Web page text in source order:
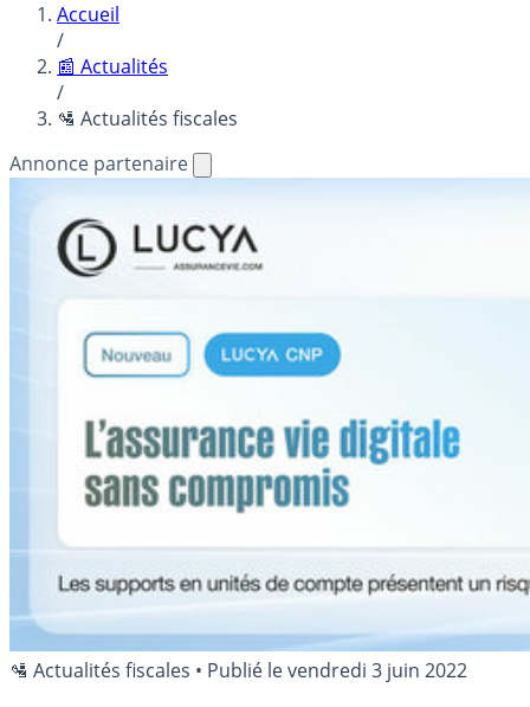
Accueil
/
📰 Actualités
/
🛂 Actualités fiscales
Annonce partenaire
🛂 Actualités fiscales • Publié levendredi 3 juin 2022